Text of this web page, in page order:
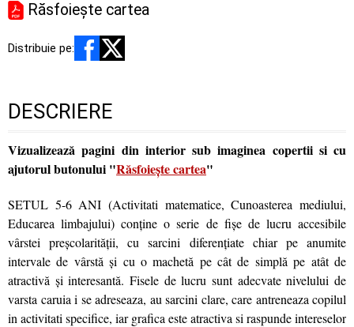
Răsfoiește cartea
Distribuie pe:
DESCRIERE
Vizualizează pagini din interior sub imaginea copertii si cu
ajutorul butonului "Răsfoiește cartea"
SETUL 5-6 ANI (Activitati matematice, Cunoasterea mediului,
Educarea limbajului) conţine o serie de fişe de lucru accesibile
vârstei preşcolarităţii, cu sarcini diferenţiate chiar pe anumite
intervale de vârstă şi cu o machetă pe cât de simplă pe atât de
atractivă şi interesantă. Fisele de lucru sunt adecvate nivelului de
varsta caruia i se adreseaza, au sarcini clare, care antreneaza copilul
in activitati specifice, iar grafica este atractiva si raspunde intereselor